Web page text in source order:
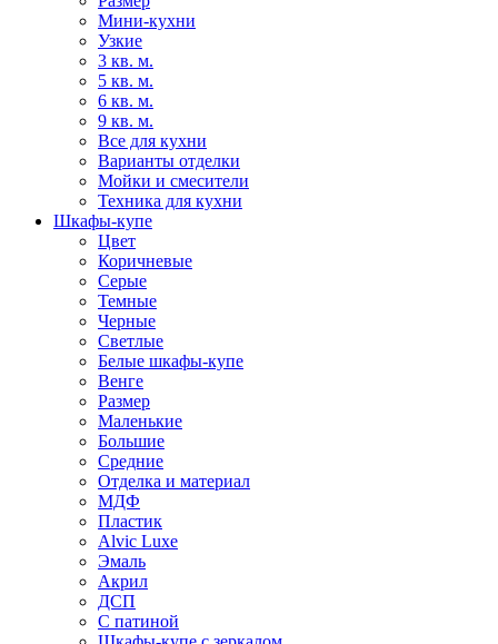
Мини-кухни
Узкие
3 кв. м.
5 кв. м.
6 кв. м.
9 кв. м.
Все для кухни
Варианты отделки
Мойки и смесители
Техника для кухни
Шкафы-купе
Цвет
Коричневые
Серые
Темные
Черные
Светлые
Белые шкафы-купе
Венге
Размер
Маленькие
Большие
Средние
Отделка и материал
МДФ
Пластик
Alvic Luxe
Эмаль
Акрил
ДСП
С патиной